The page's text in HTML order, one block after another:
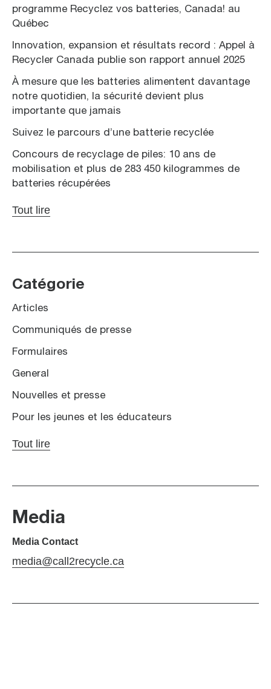
programme Recyclez vos batteries, Canada! au
Québec
Innovation, expansion et résultats record : Appel à
Recycler Canada publie son rapport annuel 2025
À mesure que les batteries alimentent davantage
notre quotidien, la sécurité devient plus
importante que jamais
Suivez le parcours d’une batterie recyclée
Concours de recyclage de piles: 10 ans de
mobilisation et plus de 283 450 kilogrammes de
batteries récupérées
Tout lire
Catégorie
Articles
Communiqués de presse
Formulaires
General
Nouvelles et presse
Pour les jeunes et les éducateurs
Tout lire
Media
Media Contact
media@call2recycle.ca